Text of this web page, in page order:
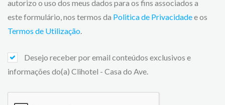
autorizo o uso dos meus dados para os fins associados a
este formulário, nos termos da Politica de Privacidadee os
Termos de Utilização.
Desejo receber por email conteúdos exclusivos e
informações do(a) Clihotel - Casa do Ave.